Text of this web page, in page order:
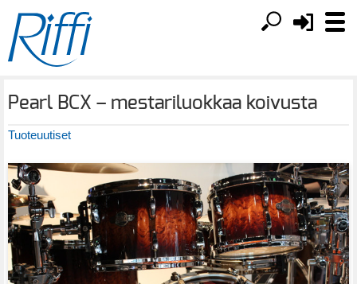
Pearl BCX – mestariluokkaa koivusta
Tuoteuutiset